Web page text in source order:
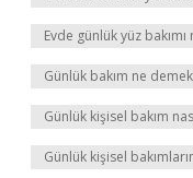
Evde günlük yüz bakımı
Günlük bakım ne demek
Günlük kişisel bakım
Günlük kişisel